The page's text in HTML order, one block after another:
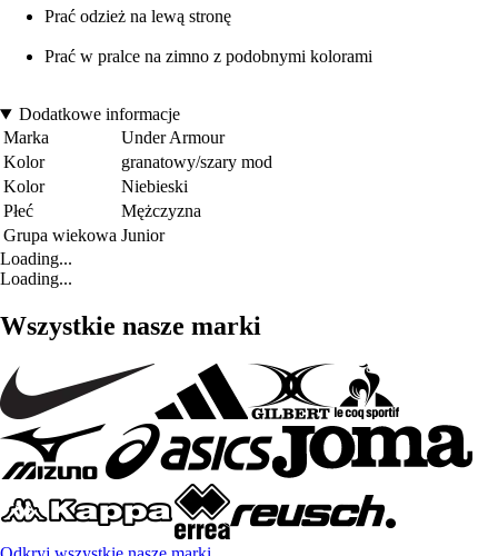
Prać odzież na lewą stronę
Prać w pralce na zimno z podobnymi kolorami
Dodatkowe informacje
Marka
Under Armour
Kolor
granatowy/szary mod
Kolor
Niebieski
Płeć
Mężczyzna
Grupa wiekowa Junior
Loading...
Loading...
Wszystkie nasze marki